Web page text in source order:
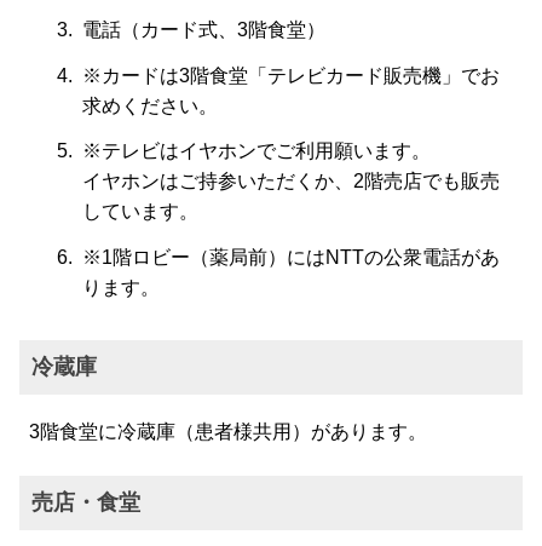
電話（カード式、3階食堂）
※カードは3階食堂「テレビカード販売機」でお
求めください。
※テレビはイヤホンでご利用願います。
イヤホンはご持参いただくか、2階売店でも販売
しています。
※1階ロビー（薬局前）にはNTTの公衆電話があ
ります。
冷蔵庫
3階食堂に冷蔵庫（患者様共用）があります。
売店・食堂